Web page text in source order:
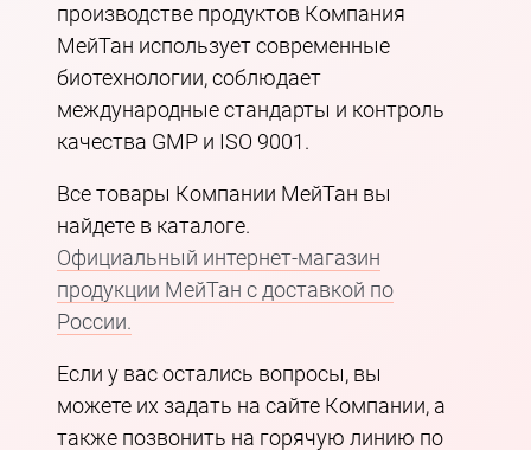
производстве продуктов Компания
МейТан использует современные
биотехнологии, соблюдает
международные стандарты и контроль
качества GMP и ISO 9001.
Все товары Компании МейТан вы
найдете в каталоге.
Официальный интернет-магазин
продукции МейТан с доставкой по
России.
Если у вас остались вопросы, вы
можете их задать на сайте Компании, а
также позвонить на горячую линию по